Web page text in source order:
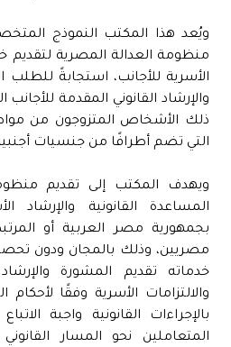
ويُعد هذا المكتب النموذج
منظومة العدالة المصرية لتقديم
الأسرية للأجانب، استجابةً للطلب
والإرشاد القانوني المقدمة
ذلك الأشخاص المتزوجون من
التي تضم أطرافًا من جنسيات
ويهدف المكتب إلى تقديم
المساعدة القانونية والإرشاد
بجمهورية مصر العربية أو
مصريين، وذلك بالمجان ودون
خدماته تقديم المشورة
والالتزامات الأسرية وفقًا لأحكام
بالإجراءات القانونية واجبة
المتعاملين نحو المسار